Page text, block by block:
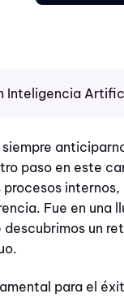
Inteligencia
paso en este
procesos
Fue en una
un
para el